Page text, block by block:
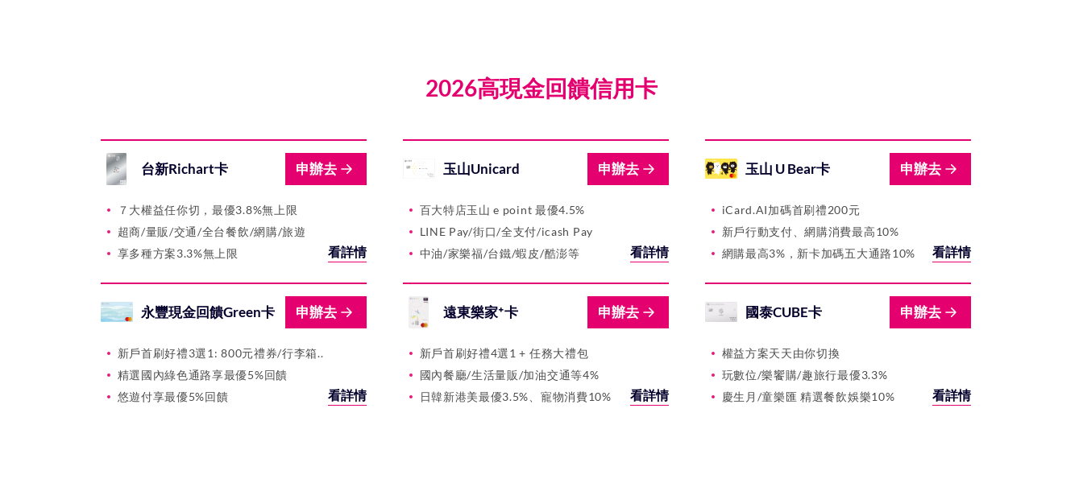
2026高現金回饋信用卡
台新Richart卡 申辦去
７大權益任你切，最優3.8%無上限
超商/量販/交通/全台餐飲/網購/旅遊
享多種方案3.3%無上限
看詳情
玉山Unicard 申辦去
百大特店玉山 e point 最優4.5%
LINE Pay/街口/全支付/icash Pay
中油/家樂福/台鐵/蝦皮/酷澎等
看詳情
玉山 U Bear卡 申辦去
iCard.AI加碼首刷禮200元
新戶行動支付、網購消費最高10%
網購最高3%，新卡加碼五大通路10%
看詳情
永豐現金回饋Green卡 申辦去
新戶首刷好禮3選1: 800元禮券/行李箱..
精選國內綠色通路享最優5%回饋
悠遊付享最優5%回饋
看詳情
遠東樂家⁺卡 申辦去
新戶首刷好禮4選1 + 任務大禮包
國內餐廳/生活量販/加油交通等4%
日韓新港美最優3.5%、寵物消費10%
看詳情
國泰CUBE卡 申辦去
權益方案天天由你切換
玩數位/樂饗購/趣旅行最優3.3%
慶生月/童樂匯 精選餐飲娛樂10%
看詳情